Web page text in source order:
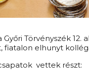
Győri Törvényszék
elhunyt
vettek részt: